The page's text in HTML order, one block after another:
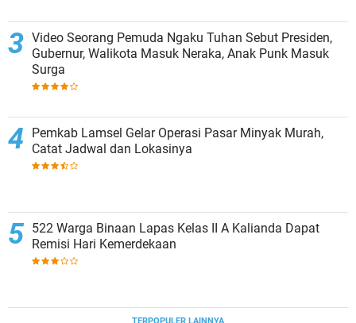
Video Seorang Pemuda Ngaku Tuhan Sebut Presiden,
Gubernur, Walikota Masuk Neraka, Anak Punk Masuk
Surga
Pemkab Lamsel Gelar Operasi Pasar Minyak Murah,
Catat Jadwal dan Lokasinya
522 Warga Binaan Lapas Kelas II A Kalianda Dapat
Remisi Hari Kemerdekaan